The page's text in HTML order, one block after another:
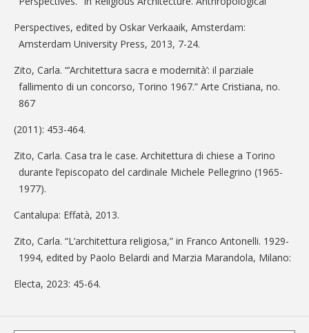
Perspectives, edited by Oskar Verkaaik, Amsterdam:
Amsterdam University Press, 2013, 7-24.
Zito, Carla. “’Architettura sacra e modernità’: il parziale
fallimento di un concorso, Torino 1967.” Arte Cristiana, no.
867
(2011): 453-464.
Zito, Carla. Casa tra le case. Architettura di chiese a Torino
durante l’episcopato del cardinale Michele Pellegrino (1965-
1977).
Cantalupa: Effatà, 2013.
Zito, Carla. “L’architettura religiosa,” in Franco Antonelli. 1929-
1994, edited by Paolo Belardi and Marzia Marandola, Milano:
Electa, 2023: 45-64.